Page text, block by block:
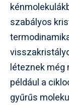
szabályos
léteznek még
például a
gyűrűs